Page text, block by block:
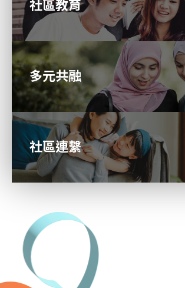
社區教育
多元共融
社區連繫